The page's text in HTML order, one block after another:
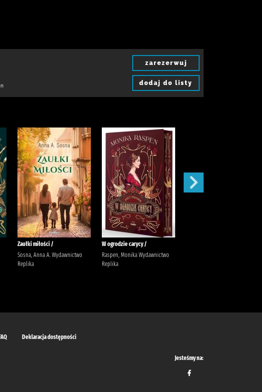
zarezerwuj
dodaj do listy
Zaułki miłości /
Sosna, Anna A. Wydawnictwo
Replika
W ogrodzie carycy /
Raspen, Monika Wydawnictwo
Replika
Deklaracja dostępności
Jesteśmy na: